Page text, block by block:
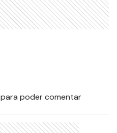
para poder comentar